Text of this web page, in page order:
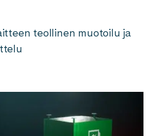
teollinen muotoilu ja